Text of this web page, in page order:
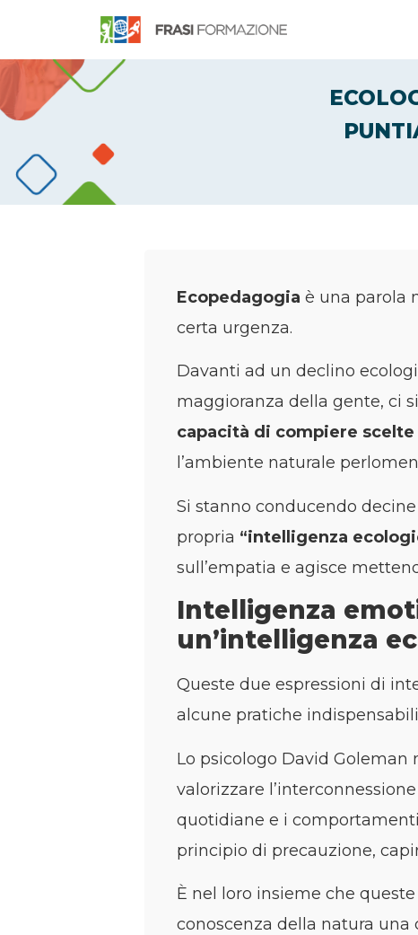
Ecopedagogia è una parola
certa urgenza.
Davanti ad un declino
maggioranza della gente, ci
capacità di compiere
l’ambiente naturale
Si stanno conducendo
propria “intelligenza
sull’empatia e agisce
Intelligenza
un’intelligenza
Queste due espressioni di
alcune pratiche
Lo psicologo David
valorizzare
quotidiane e i
principio di precauzione,
È nel loro insieme che
conoscenza della natura